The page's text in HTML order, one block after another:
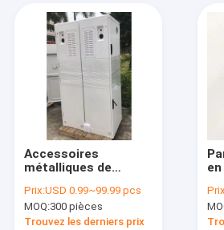
Accessoires
métalliques de
les machines
d'estampage
industrielles
Prix:USD 0.99~99.99 pcs
MOQ:300 pièces
Trouvez les derniers prix